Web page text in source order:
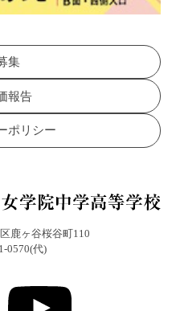
集
報告
ポリシー
鹿ヶ谷桜谷町110
0570(代)